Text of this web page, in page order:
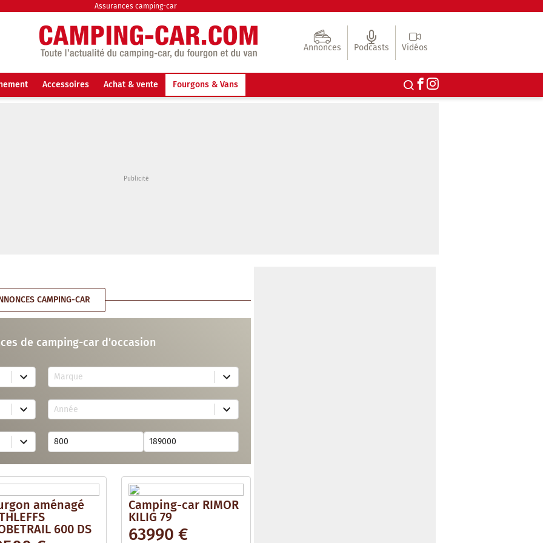
Assurances camping-car
Annonces Podcasts Vidéos
Accessoires Achat & vente Fourgons & Vans
CAMPING-CAR
de camping-car d’occasion
Marque
7
r
t
a
i
a
b
e
Année
1
r
e
t
s
a
v
a
a
aménagé
600 DS
Camping-car RIMOR
KILIG 79
63990 €